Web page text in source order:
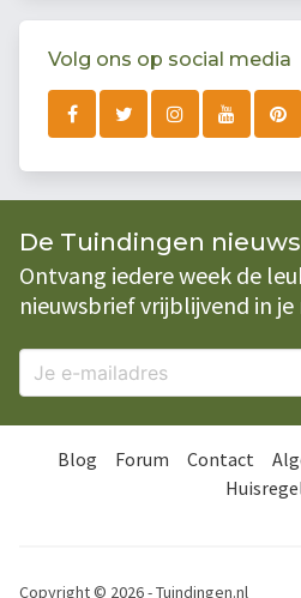
Volg ons op social media
De Tuindingen
Ontvang iedere week de
nieuwsbrief vrijblijvend in
Blog Forum Contact
Copyright © 2026 - Tuindingen.nl